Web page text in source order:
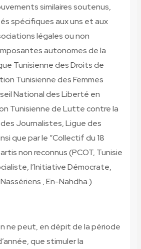
similaires soutenus,
spécifiques aux uns et aux
légales ou non
autonomes de la
Tunisienne des Droits de
Tunisienne des Femmes
Nationaldes Liberté en
Tunisienne de Lutte contre la
Journalistes, Ligue des
que par le “Collectif du 18
non reconnus (PCOT, Tunisie
l’Initiative Démocrate,
, En-Nahdha.)
ne peut, en dépit de la période
que stimuler la